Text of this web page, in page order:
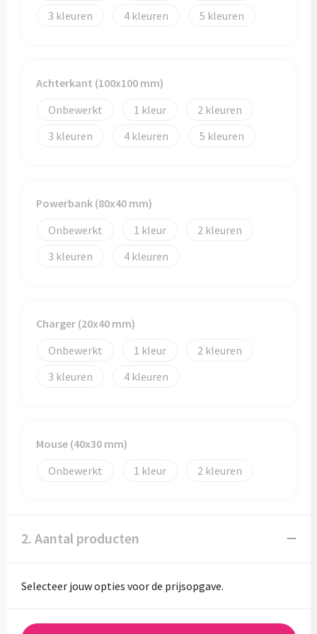
3
4 5
Achterkant (100x100 mm)
Onbewerkt
1
2
3
4 5
Powerbank (80x40 mm)
Onbewerkt
1
2
3
4
Charger (20x40 mm)
Onbewerkt
1
2
3
4
Mouse (40x30 mm)
Onbewerkt
1 2
2. Aantal producten
Selecteer jouw opties voor de prijsopgave.